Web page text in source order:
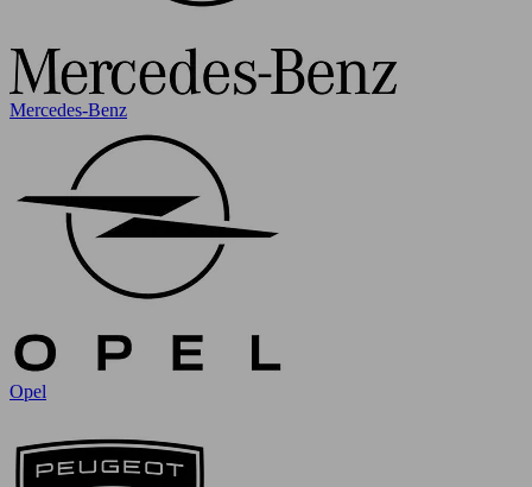
Mercedes-Benz
Opel